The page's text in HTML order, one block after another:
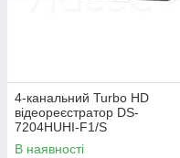
4-канальний Turbo HD
відеореєстратор DS-
7204HUHI-F1/S
В наявності